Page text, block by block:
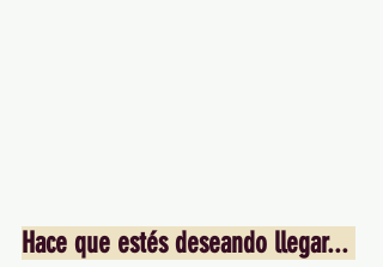
Hace que estés deseando llegar...